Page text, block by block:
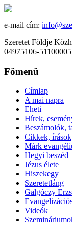
e-mail cím:
Szeretet Földje
04975106-51100005
Főmenü
Címlap
A mai napra
Eheti
Hírek,
Beszámolók,
Cikkek, írások
Márk
Hegyi beszéd
Jézus élete
Hiszekegy
Szeretetláng
Galgóczy
Videók